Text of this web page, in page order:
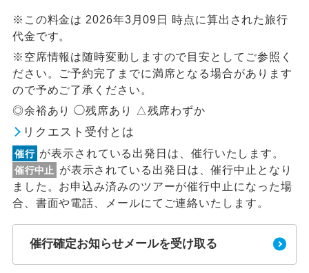
※この料金は 2026年3月09日 時点に算出された旅行
代金です。
※空席情報は随時変動しますので目安としてご参照く
ださい。ご予約完了までに満席となる場合があります
ので予めご了承ください。
◎余裕あり ◯残席あり △残席わずか
リクエスト受付とは
催行 が表示されている出発日は、催行いたします。
催行中止
が表示されている出発日は、催行中止となり
ました。お申込み済みのツアーが催行中止になった場
合、書面や電話、メールにてご連絡いたします。
催行確定お知らせメールを受け取る